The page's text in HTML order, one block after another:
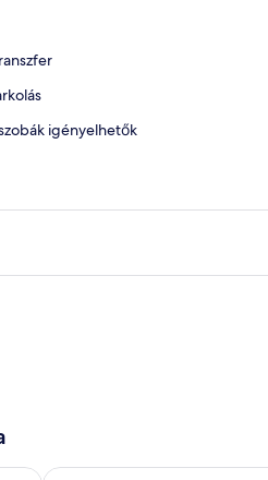
igényelhetők